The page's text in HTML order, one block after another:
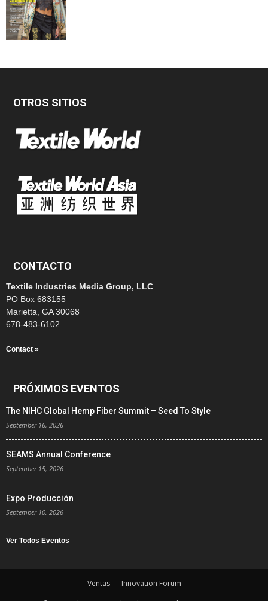
OTROS SITIOS
CONTACTO
Textile Industries Media Group, LLC
PO Box 683155
Marietta, GA 30068
678-483-6102
Contact »
PRÓXIMOS EVENTOS
The NIHC Global Hemp Fiber Summit – Seed To Style
September 16, 2026
SEAMS Annual Conference
September 15, 2026
Expo Producción
September 10, 2026
Ver Todos Eventos
Ventas
Innovation Forum